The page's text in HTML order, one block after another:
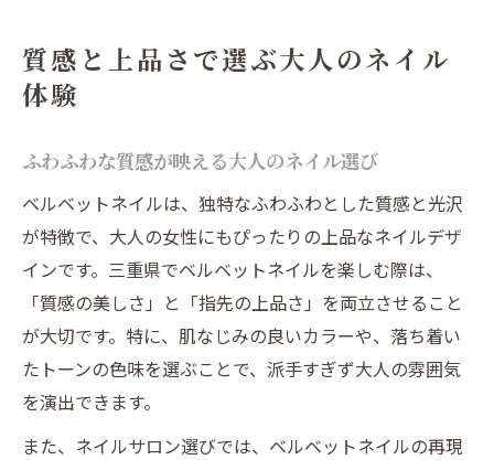
質感と上品さで選ぶ大人のネイル
体験
ふわふわな質感が映える大人のネイル選び
ベルベットネイルは、独特なふわふわとした質感と光沢
が特徴で、大人の女性にもぴったりの上品なネイルデザ
インです。三重県でベルベットネイルを楽しむ際は、
「質感の美しさ」と「指先の上品さ」を両立させること
が大切です。特に、肌なじみの良いカラーや、落ち着い
たトーンの色味を選ぶことで、派手すぎず大人の雰囲気
を演出できます。
また、ネイルサロン選びでは、ベルベットネイルの再現